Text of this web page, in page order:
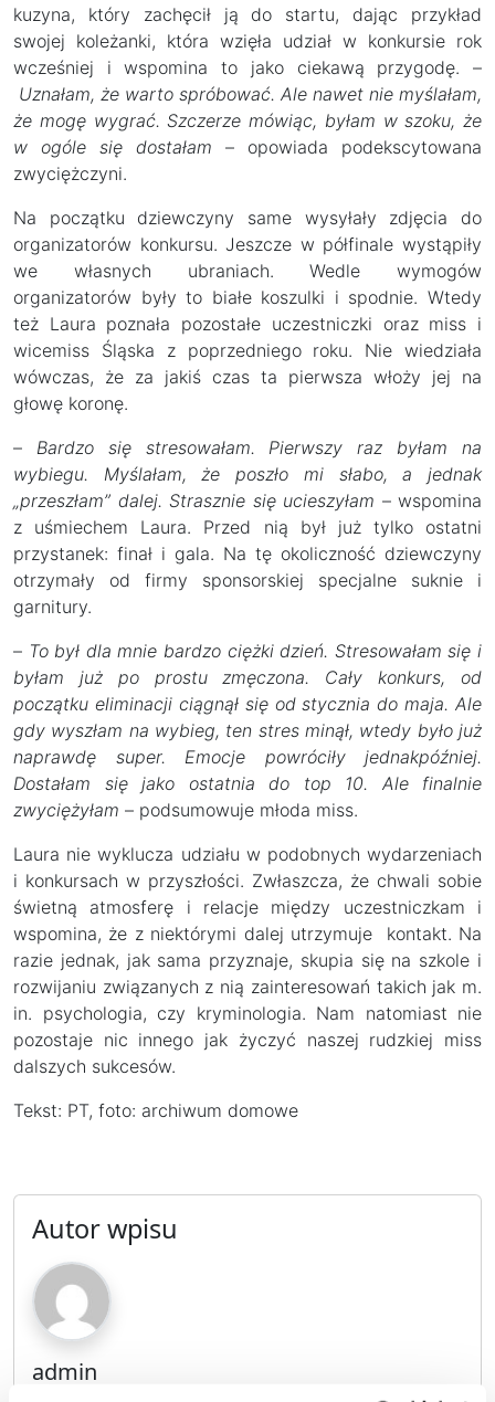
kuzyna, który zachęcił ją do startu, dając przykład
swojej koleżanki, która wzięła udział w konkursie rok
wcześniej i wspomina to jako ciekawą przygodę. –
Uznałam, że warto spróbować. Ale nawet nie myślałam,
że mogę wygrać. Szczerze mówiąc, byłam w szoku, że
w ogóle się dostałam – opowiada podekscytowana
zwyciężczyni.
Na początku dziewczyny same wysyłały zdjęcia do
organizatorów konkursu. Jeszcze w półfinale wystąpiły
we własnych ubraniach. Wedle wymogów
organizatorów były to białe koszulki i spodnie. Wtedy
też Laura poznała pozostałe uczestniczki oraz miss i
wicemiss Śląska z poprzedniego roku. Nie wiedziała
wówczas, że za jakiś czas ta pierwsza włoży jej na
głowę koronę.
– Bardzo się stresowałam. Pierwszy raz byłam na
wybiegu. Myślałam, że poszło mi słabo, a jednak
„przeszłam” dalej. Strasznie się ucieszyłam – wspomina
z uśmiechem Laura. Przed nią był już tylko ostatni
przystanek: finał i gala. Na tę okoliczność dziewczyny
otrzymały od firmy sponsorskiej specjalne suknie i
garnitury.
– To był dla mnie bardzo ciężki dzień. Stresowałam się i
byłam już po prostu zmęczona. Cały konkurs, od
początku eliminacji ciągnął się od stycznia do maja. Ale
gdy wyszłam na wybieg, ten stres minął, wtedy było już
naprawdę super. Emocje powróciły jednakpóźniej.
Dostałam się jako ostatnia do top 10. Ale finalnie
zwyciężyłam – podsumowuje młoda miss.
Laura nie wyklucza udziału w podobnych wydarzeniach
i konkursach w przyszłości. Zwłaszcza, że chwali sobie
świetną atmosferę i relacje między uczestniczkam i
wspomina, że z niektórymi dalej utrzymuje kontakt. Na
razie jednak, jak sama przyznaje, skupia się na szkole i
rozwijaniu związanych z nią zainteresowań takich jak m.
in. psychologia, czy kryminologia. Nam natomiast nie
pozostaje nic innego jak życzyć naszej rudzkiej miss
dalszych sukcesów.
Tekst: PT, foto: archiwum domowe
Autor wpisu
admin